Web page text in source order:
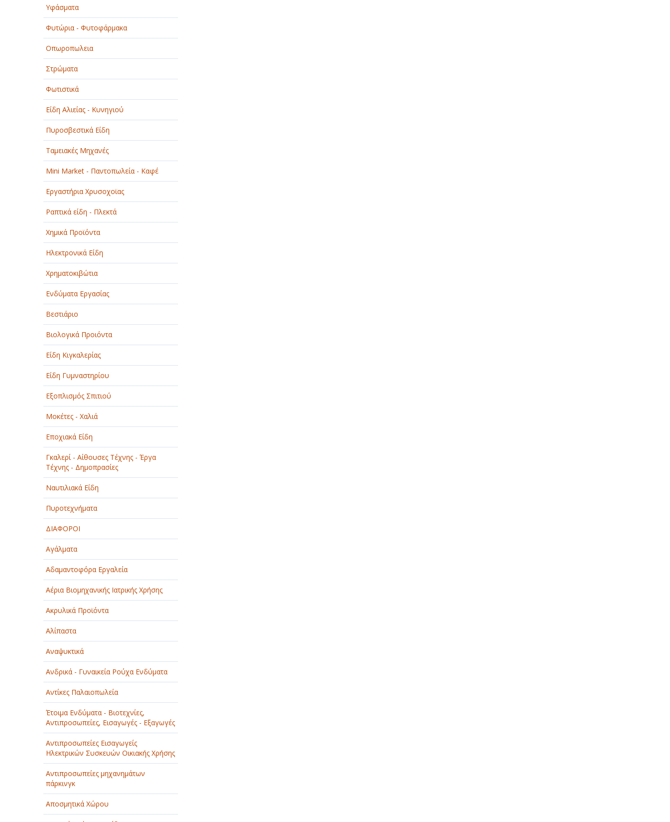
Υφάσματα
Φυτώρια - Φυτοφάρμακα
Οπωροπωλεια
Στρώματα
Φωτιστικά
Είδη Αλιείας - Κυνηγιού
Πυροσβεστικά Είδη
Ταμειακές Μηχανές
Mini Market - Παντοπωλεία - Καφέ
Εργαστήρια Χρυσοχοϊας
Ραπτικά είδη - Πλεκτά
Χημικά Προϊόντα
Ηλεκτρονικά Είδη
Χρηματοκιβώτια
Ενδύματα Εργασίας
Βεστιάριο
Βιολογικά Προιόντα
Είδη Κιγκαλερίας
Είδη Γυμναστηρίου
Εξοπλισμός Σπιτιού
Μοκέτες - Χαλιά
Εποχιακά Είδη
Γκαλερί - Αίθουσες Τέχνης - Έργα
Τέχνης - Δημοπρασίες
Ναυτιλιακά Είδη
Πυροτεχνήματα
ΔΙΑΦΟΡΟΙ
Αγάλματα
Αδαμαντοφόρα Εργαλεία
Αέρια Βιομηχανικής Ιατρικής Χρήσης
Ακρυλικά Προϊόντα
Αλίπαστα
Αναψυκτικά
Ανδρικά - Γυναικεία Ρούχα Ενδύματα
Αντίκες Παλαιοπωλεία
Έτοιμα Ενδύματα - Βιοτεχνίες,
Αντιπροσωπείες, Εισαγωγές - Εξαγωγές
Αντιπροσωπείες Εισαγωγείς
Ηλεκτρικών Συσκευών Οικιακής Χρήσης
Αντιπροσωπείες μηχανημάτων
πάρκινγκ
Αποσμητικά Χώρου